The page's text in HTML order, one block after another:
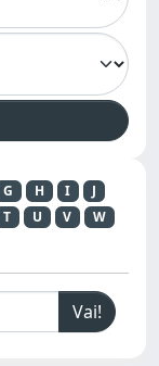
G H I
J
T U V
W